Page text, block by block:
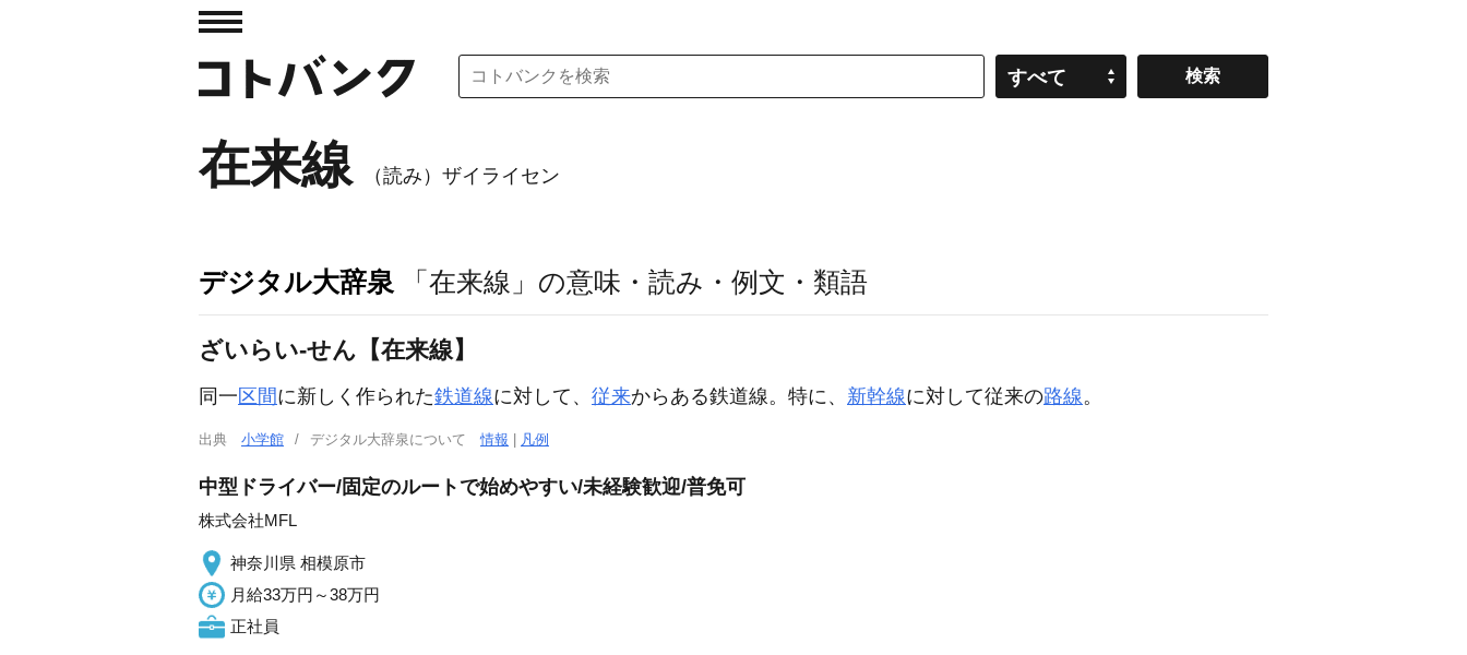
すべて
在来線 （読み）ザイライセン
デジタル大辞泉 「在来線」の意味・読み・例文・類語
ざいらい‐せん【在来線】
同一 区間に新しく作られた鉄道線に対して、 従来からある鉄道線。特に、 新幹線に対して従来の路線。
出典 小学館 デジタル大辞泉について情報 凡例
中型ドライバー/固定のルートで始めやすい/未経験歓迎/普免可
株式会社MFL
神奈川県 相模原市
月給33万円～38万円
正社員